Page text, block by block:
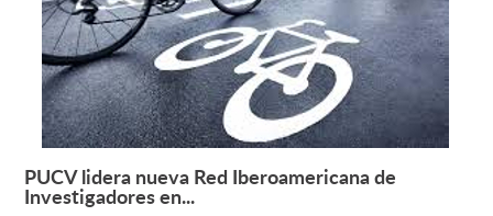
Admisión
Pregrado
Postgrado
Formación Continua
Leer más +
PUCV lidera nueva Red Iberoamericana de
Investigadores en...